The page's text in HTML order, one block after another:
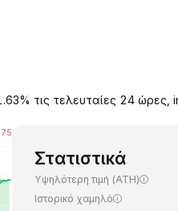
τις τελευταίες 24
Στατιστικά
Υψηλότερη τιμή (ATH)
Ιστορικό χαμηλό